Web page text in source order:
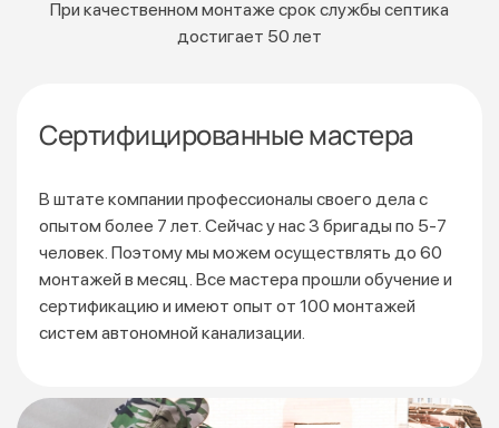
При качественном монтаже срок службы септика
достигает 50 лет
Сертифицированные мастера
В штате компании профессионалы своего дела с
опытом более 7 лет. Сейчас у нас 3 бригады по 5-7
человек. Поэтому мы можем осуществлять до 60
монтажей в месяц. Все мастера прошли обучение и
сертификацию и имеют опыт от 100 монтажей
систем автономной канализации.